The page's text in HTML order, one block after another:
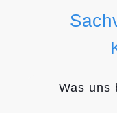
Was uns